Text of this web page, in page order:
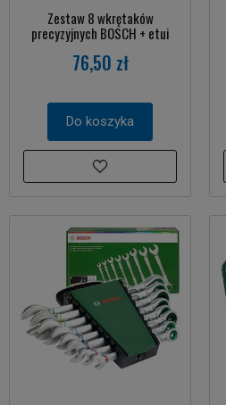
Zestaw 8 wkrętaków
precyzyjnych BOSCH + etui
76,50 zł
Do koszyka